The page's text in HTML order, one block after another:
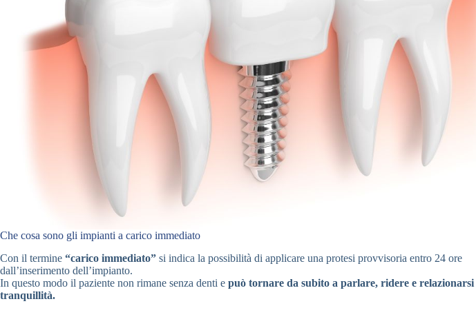
Che cosa sono gli impianti a carico immediato
Con il termine “carico immediato” si indica la possibilità di applicare una protesi provvisoria entro 24 ore
dall’inserimento dell’impianto.
In questo modo il paziente non rimane senza denti e può tornare da subito a parlare, ridere e relazionarsi
tranquillità.